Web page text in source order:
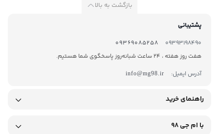
بازگشت به بالا
پشتیبانی
09393198490
09369085258
هفت روز هفته ، 24 ساعت شبانه‌روز پاسخگوی شما هستیم.
آدرس ایمیل:
info@mg98.ir
راهنمای خرید
با ام جی 98